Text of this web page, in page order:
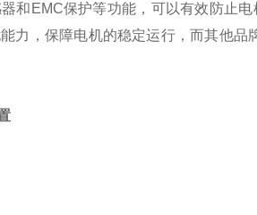
和EMC保护等功能，可以有效防止
力，保障电机的稳定运行，而其他